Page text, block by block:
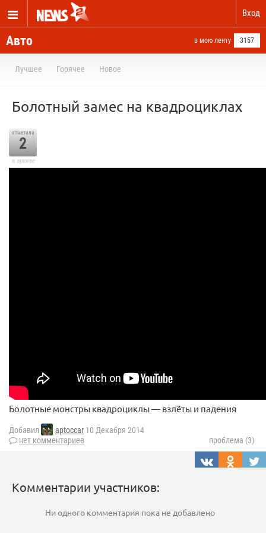
Вход
Авто в мою ленту 3157
Лучшее Горячее Новое
Болотный замес на квадроциклах
отметили
2
в архиве
Болотные монстры квадроциклы — взлёты и падения
Добавил aptoccar 10 Декабря 2014
нет комментариев
проблема (3)
Комментарии участников:
Ни одного комментария пока не добавлено